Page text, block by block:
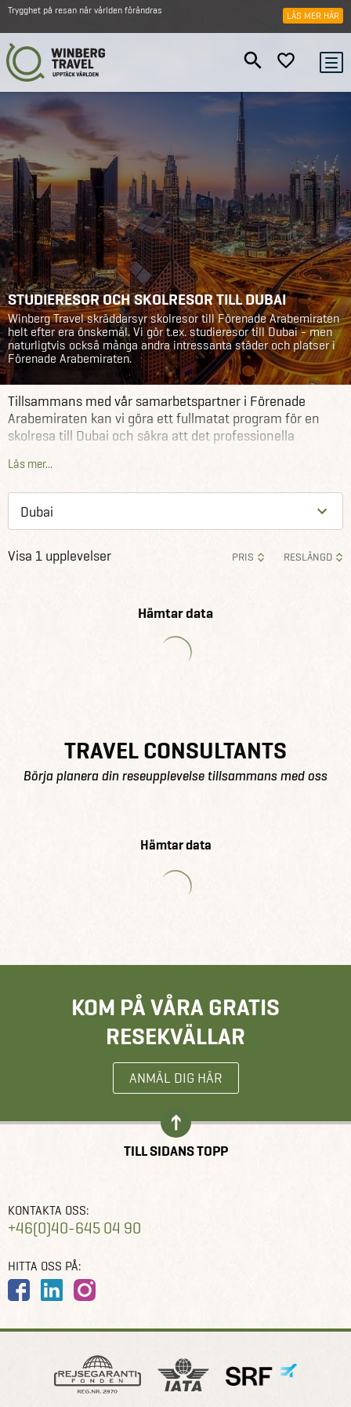
Trygghet på resan när världen förändras LÄS MER HÄR
STUDIERESOR OCH SKOLRESOR TILL DUBAI
Winberg Travel skräddarsyr skolresor till Förenade Arabemiraten
helt efter era önskemål. Vi gör t.ex. studieresor till Dubai - men
naturligtvis också många andra intressanta städer och platser i
Förenade Arabemiraten.
Tillsammans med vår samarbetspartner i Förenade
Arabemiraten kan vi göra ett fullmatat program för en
skolresa till Dubai och säkra att det professionella
hjälpa till med besök på olika företag, skolor och museer.
Läs mer...
PRIS RESLÄNGD
Visa 1 upplevelser
Hämtar data
TRAVEL CONSULTANTS
Börja planera din reseupplevelse tillsammans med oss
Hämtar data
KOM PÅ VÅRA GRATIS
RESEKVÄLLAR
ANMÄL DIG HÄR
TILL SIDANS TOPP
KONTAKTA OSS:
+46(0)40-645 04 90
HITTA OSS PÅ: